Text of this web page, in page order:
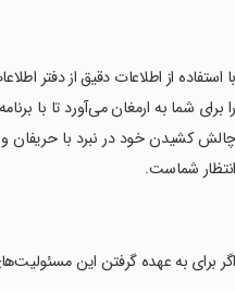
‏با استفاده از اطلاعات دقیق از دفتر
را برای شما به ارمغان می‌آورد تا با
چالش کشیدن خود در نبرد با حریفان
انتظار شماست.
‏اگر برای به عهده گرفتن این